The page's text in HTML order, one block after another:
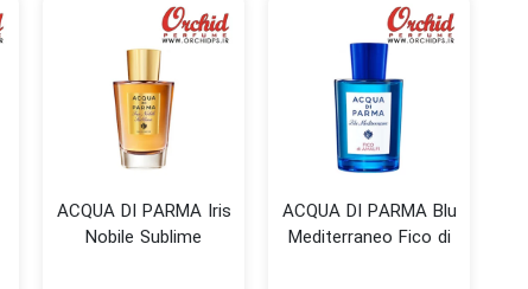
ACQUA DI PARMA Blu
Mediterraneo Fico di
ACQUA DI PARMA Iris
Nobile Sublime